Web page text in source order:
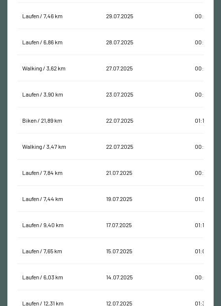
Laufen / 7,46 km 29.07.2025 00:51:36
Laufen / 6,86 km 28.07.2025 00:47:19
Walking / 3,62 km 27.07.2025 00:48:06
Laufen / 3,90 km 23.07.2025 00:36:47
Biken / 21,89 km 22.07.2025 01:14:05
Walking / 3,47 km 22.07.2025 00:39:55
Laufen / 7,84 km 21.07.2025 00:57:51
Laufen / 7,44 km 19.07.2025 01:03:03
Laufen / 9,40 km 17.07.2025 01:17:40
Laufen / 7,65 km 15.07.2025 01:03:09
Laufen / 6,03 km 14.07.2025 00:40:38
Laufen / 12,31 km 12.07.2025 01:35:27